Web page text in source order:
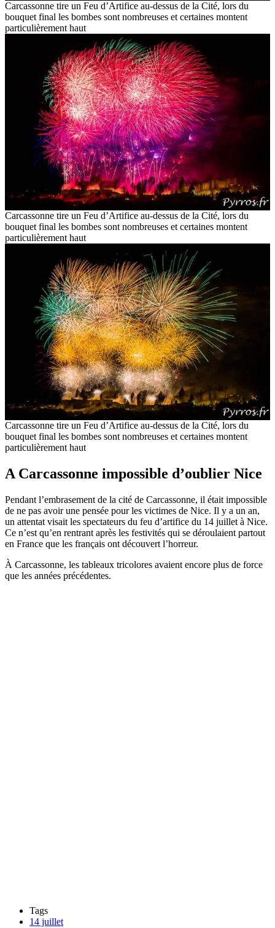
Carcassonne tire un Feu d’Artifice au-dessus de la Cité, lors du
bouquet final les bombes sont nombreuses et certaines montent
particulièrement haut
Carcassonne tire un Feu d’Artifice au-dessus de la Cité, lors du
bouquet final les bombes sont nombreuses et certaines montent
particulièrement haut
Carcassonne tire un Feu d’Artifice au-dessus de la Cité, lors du
bouquet final les bombes sont nombreuses et certaines montent
particulièrement haut
A Carcassonne impossible d’oublier Nice
Pendant l’embrasement de la cité de Carcassonne, il était impossible
de ne pas avoir une pensée pour les victimes de Nice. Il y a un an,
un attentat visait les spectateurs du feu d’artifice du 14 juillet à Nice.
Ce n’est qu’en rentrant après les festivités qui se déroulaient partout
en France que les français ont découvert l’horreur.
À Carcassonne, les tableaux tricolores avaient encore plus de force
que les années précédentes.
Tags
14 juillet